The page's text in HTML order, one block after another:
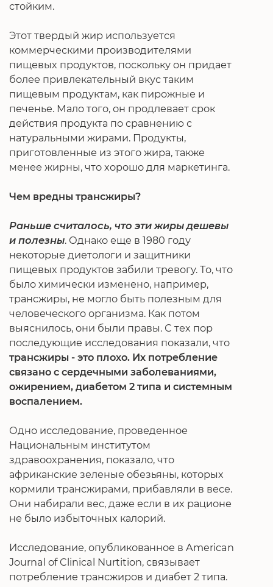
стойким.
Этот твердый жир используется
коммерческими производителями
пищевых продуктов, поскольку он придает
более привлекательный вкус таким
пищевым продуктам, как пирожные и
печенье. Мало того, он продлевает срок
действия продукта по сравнению с
натуральными жирами. Продукты,
приготовленные из этого жира, также
менее жирны, что хорошо для маркетинга.
Чем вредны трансжиры?
Раньше считалось, что эти жиры дешевы
и полезны. Однако еще в 1980 году
некоторые диетологи и защитники
пищевых продуктов забили тревогу. То, что
было химически изменено, например,
трансжиры, не могло быть полезным для
человеческого организма. Как потом
выяснилось, они были правы. С тех пор
последующие исследования показали, что
трансжиры - это плохо. Их потребление
связано с сердечными заболеваниями,
ожирением, диабетом 2 типа и системным
воспалением.
Одно исследование, проведенное
Национальным институтом
здравоохранения, показало, что
африканские зеленые обезьяны, которых
кормили трансжирами, прибавляли в весе.
Они набирали вес, даже если в их рационе
не было избыточных калорий.
Исследование, опубликованное в American
Journal of Clinical Nurtition, связывает
потребление трансжиров и диабет 2 типа.